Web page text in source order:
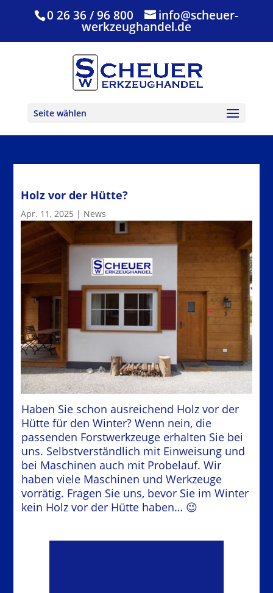
0 26 36 / 96 800 info@scheuer-
werkzeughandel.de
Seite wählen
Holz vor der Hütte?
Apr. 11, 2025 | News
Haben Sie schon ausreichend Holz vor der
Hütte für den Winter? Wenn nein, die
passenden Forstwerkzeuge erhalten Sie bei
uns. Selbstverständlich mit Einweisung und
bei Maschinen auch mit Probelauf. Wir
haben viele Maschinen und Werkzeuge
vorrätig. Fragen Sie uns, bevor Sie im Winter
kein Holz vor der Hütte haben… 😉